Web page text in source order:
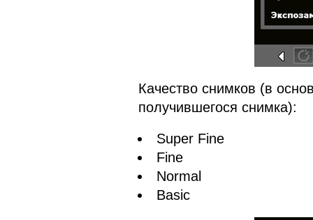
Качество снимков (в
получившегося снимка):
Super Fine
Fine
Normal
Basic